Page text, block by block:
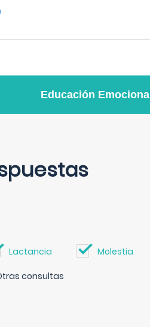
Educación Emocional
Lactancia Molestia
consultas